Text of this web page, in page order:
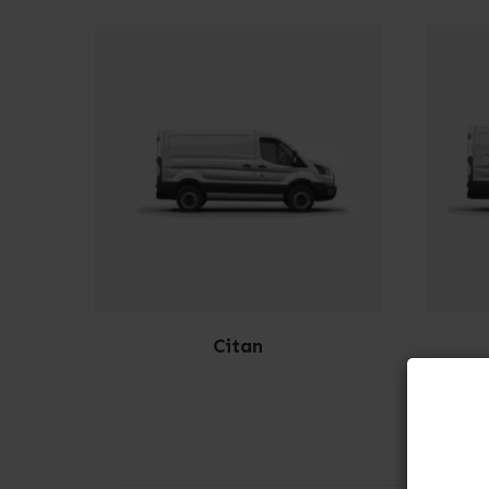
Citan